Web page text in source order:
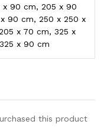
x 90 cm, 205 x 90
90 cm, 250 x 250 x
x 70 cm, 325 x
x 90 cm
this product